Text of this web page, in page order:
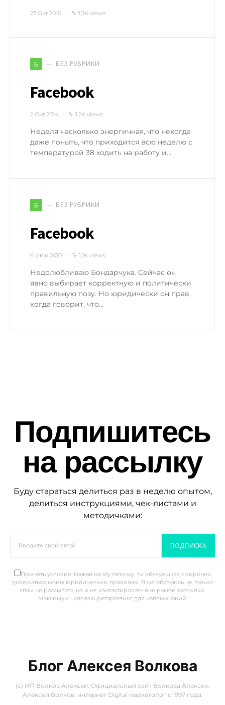
27 Окт 2010 1,3K views
Б БЕЗ РУБРИКИ
Facebook
2 Окт 2014 1,2K views
Неделя насколько энергичная, что некогда
даже поныть, что приходится всю неделю с
температурой 38 ходить на работу и…
Б БЕЗ РУБРИКИ
Facebook
6 Июн 2010 1,1K views
Недолюбливаю Бондарчука. Сейчас он
явно выбирает корректную и политически
правильную позу. Но юридически он прав,
когда говорит, что…
Подпишитесь
на рассылку
Буду стараться делиться раз в неделю опытом,
делиться инструкциями, чек-листами и
методичками:
ПОДПИСКА
Принять условия. Нажав на эту галочку, ты обязуешься смиренно
довериться моим юридическим правилам. Я же обязуюсь не только
спам не рассылать, но и не контактировать вне рамок рассылки.
Максимум - сделаю ретаргетинг для напоминаний.
Блог Алексея Волкова
(с) ИП Волков Алексей. Официальный сайт Волкова Алексея.
Алексей Волков: интернет Digital маркетолог с 1997 года.